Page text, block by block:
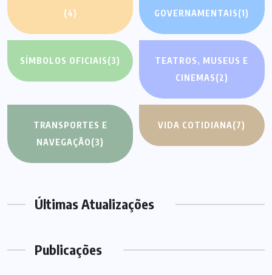
(4)
GOVERNAMENTAIS(1)
SÍMBOLOS OFICIAIS(3)
TEATROS, MUSEUS E
CINEMAS(2)
TRANSPORTES E
NAVEGAÇÃO(3)
VIDA COTIDIANA(7)
Últimas Atualizações
Publicações